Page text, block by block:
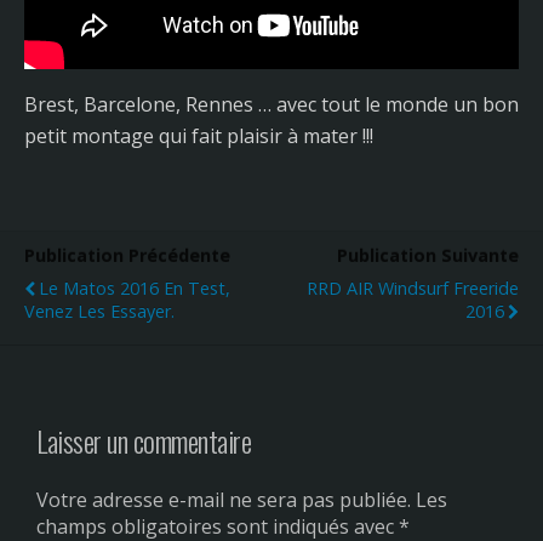
Brest, Barcelone, Rennes … avec tout le monde un bon
petit montage qui fait plaisir à mater !!!
Publication Précédente
Le Matos 2016 En Test,
Venez Les Essayer.
Publication Suivante
RRD AIR Windsurf Freeride
2016
Laisser un commentaire
Votre adresse e-mail ne sera pas publiée. Les
champs obligatoires sont indiqués avec*